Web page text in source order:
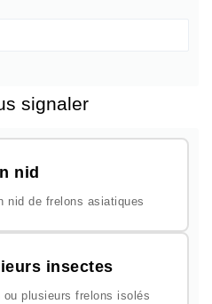
signaler
nid
nid de frelons asiatiques
insectes
plusieurs frelons isolés